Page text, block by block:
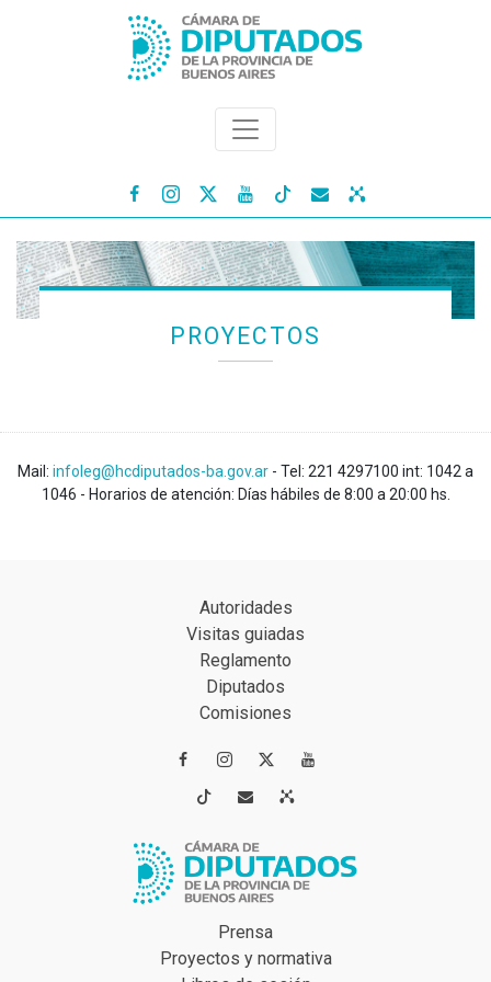
   
PROYECTOS
Mail: infoleg@hcdiputados-ba.gov.ar - Tel: 221 4297100 int: 1042 a
1046 - Horarios de atención: Días hábiles de 8:00 a 20:00 hs.
Autoridades
Visitas guiadas
Reglamento
Diputados
Comisiones
 
 
Prensa
Proyectos y normativa